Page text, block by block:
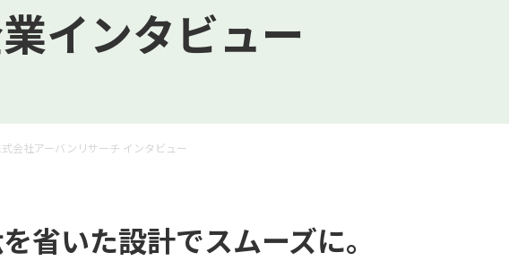
インタビュー
会社アーバンリサーチ インタビュー
省いた設計でスムーズに。